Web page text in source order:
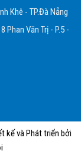
Khê - TP.Đà Nẵng
Phan Văn Trị - P.5 -
kế và Phát triển bởi